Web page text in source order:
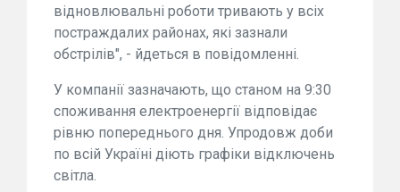
відновлювальні роботи тривають у всіх
постраждалих районах, які зазнали
обстрілів", - йдеться в повідомленні.
У компанії зазначають, що станом на 9:30
споживання електроенергії відповідає
рівню попереднього дня. Упродовж доби
по всій Україні діють графіки відключень
світла.